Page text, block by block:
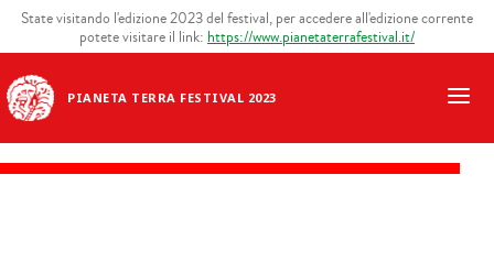
PIANETA TERRA FESTIVAL 2023
State visitando l'edizione 2023 del festival, per accedere all'edizione corrente
potete visitare il link: https://www.pianetaterrafestival.it/